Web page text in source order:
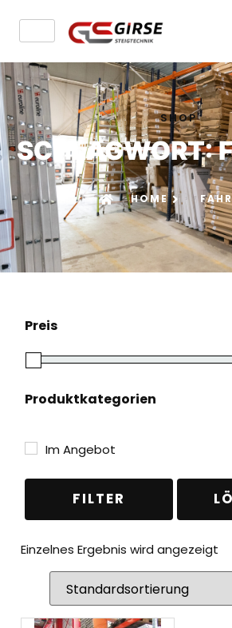
SHOP
SCHLAGWORT:
HOME
Preis
Produktkategorien
Plattformleitern
Podestleitern
Im Angebot
FILTER
Einzelnes Ergebnis wird angezeigt